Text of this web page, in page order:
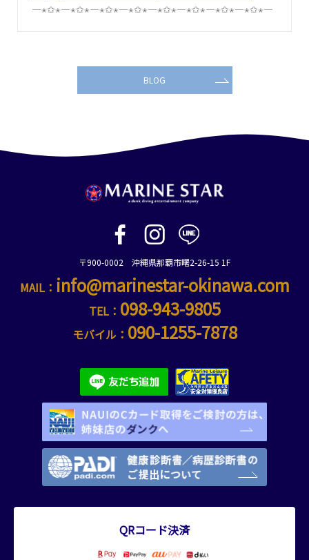
―⋆✩⋆―⋆✩⋆―⋆✩⋆―⋆✩⋆―⋆✩⋆―⋆✩⋆―⋆✩⋆―⋆✩⋆―
BLOG
〒900-0002 沖縄県那覇市曙2-26-15 1F
MAIL： info@marinestar-okinawa.com
TEL： 098-943-9805
モバイル： 090-1255-7878
QRコード決済